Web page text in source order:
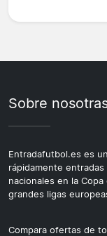
Sobre
Entradafutbol.es es
rápidamente
nacionales en la
grandes ligas
Compara ofertas de